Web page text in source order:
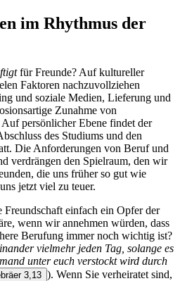
im Rhythmus der
für Freunde? Auf kultureller
Faktoren nachzuvollziehen
und soziale Medien, Lieferung und
Zunahme von
persönlicher Ebene findet der
des Studiums und den
Die Anforderungen von Beruf und
verdrängen den Spielraum, den wir
die uns früher so gut wie
jetzt viel zu teuer.
Freundschaft einfach ein Opfer der
wenn wir annehmen würden, dass
Berufung immer noch wichtig ist?
vielmehr jeden Tag, solange es
unter euch verstockt wird durch
3,13 ). Wenn Sie verheiratet sind,